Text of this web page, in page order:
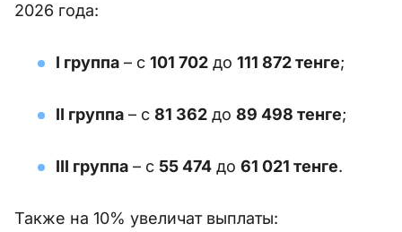
2026 года:
I группа – с 101 702 до 111 872 тенге;
II группа – с 81 362 до 89 498 тенге;
III группа – с 55 474 до 61 021 тенге.
Также на 10% увеличат выплаты: